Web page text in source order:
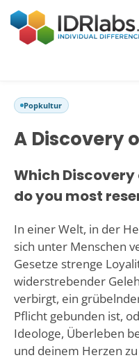
Popkultur
A Discovery
Which
do you most
In einer Welt, in der
sich unter Menschen
Gesetze strenge
widerstrebender
verbirgt, ein
Pflicht gebunden ist,
Ideologe, Überleben
und deinem Herzen